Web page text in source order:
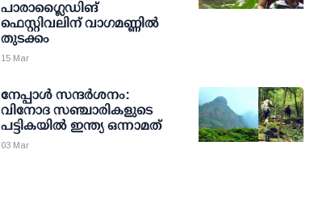
പാരാഗ്ലൈഡിങ്
ഫെസ്റ്റിവലിന് വാഗമണ്ണില്‍
തുടക്കം
15 Mar
നേപ്പാള്‍ സന്ദര്‍ശനം:
വിനോദ സഞ്ചാരികളുടെ
പട്ടികയില്‍ ഇന്ത്യ ഒന്നാമത്
03 Mar